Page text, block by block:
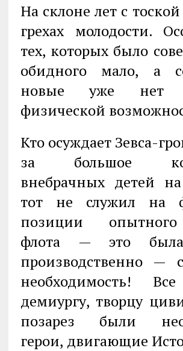
На склоне лет с
грехах молодости.
тех, кото­рых было
обидного мало, а
новые уже нет
физической
Кто осуждает Зевса-
за большое
внебрачных детей
тот не служил на
позиции опытного
флота — это
производственно —
необходимость!
демиургу, творцу
позарез были
герои, двигающие